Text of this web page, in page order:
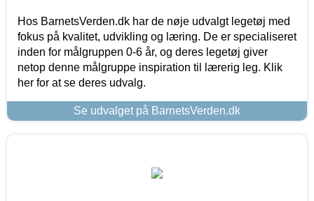
Hos BarnetsVerden.dk har de nøje udvalgt legetøj med
fokus på kvalitet, udvikling og læring. De er specialiseret
inden for målgruppen 0-6 år, og deres legetøj giver
netop denne målgruppe inspiration til lærerig leg. Klik
her for at se deres udvalg.
Se udvalget på BarnetsVerden.dk